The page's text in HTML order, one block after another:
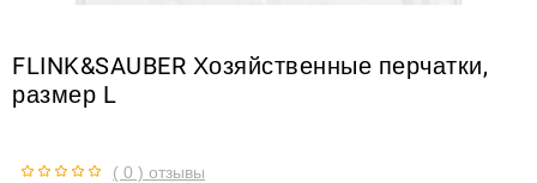
FLINK&SAUBER Хозяйственные перчатки,
размер L
( 0 ) отзывы